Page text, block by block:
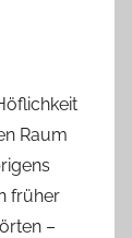
Raum
früher
–